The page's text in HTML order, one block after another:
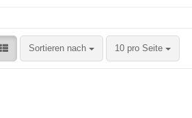
Sortieren nach
Sortieren nach 10 pro Seite
pro Seite